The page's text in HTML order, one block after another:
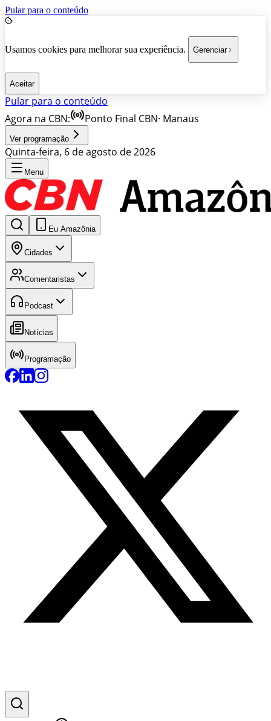
Pular para o conteúdo
Usamos cookies para melhorar sua experiência. Gerenciar
Aceitar
Pular para o conteúdo
Agora na CBN:
Ponto Final CBN· Manaus
Ver programação
Quinta-feira, 6 de agosto de 2026
Menu
Eu Amazônia
Cidades
Comentaristas
Podcast
Notícias
Programação